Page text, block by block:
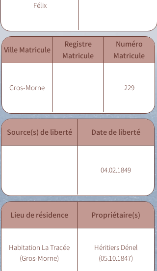
Félix
Ville Matricule
Registre
Matricule
Numéro
Matricule
Gros-Morne 229
Source(s) de liberté Date de liberté
04.02.1849
Lieu de résidence Propriétaire(s)
Habitation La Tracée
(Gros-Morne)
Héritiers Dénel
(05.10.1847)